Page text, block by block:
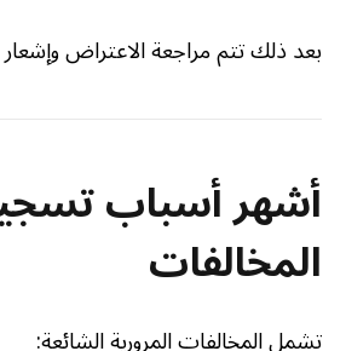
بعد ذلك تتم مراجعة الاعتراض وإشعار
أشهر أسباب
المخالفات
تشمل المخالفات المرورية الشائعة: